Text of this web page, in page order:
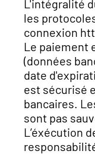
L'intégralité
les
connexion
Le paiement
(données
date
est sécurisé
bancaires.
sont pas
L’éxécution